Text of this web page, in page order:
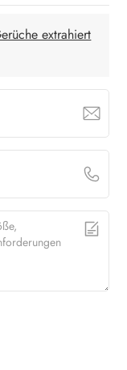
extrahiert